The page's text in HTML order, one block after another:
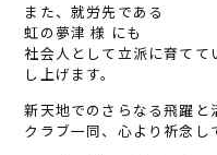
また、就労先である
虹の夢津 様 にも
社会人として立派に育てて
し上げます。
新天地でのさらなる飛躍と
クラブ一同、心より祈念し